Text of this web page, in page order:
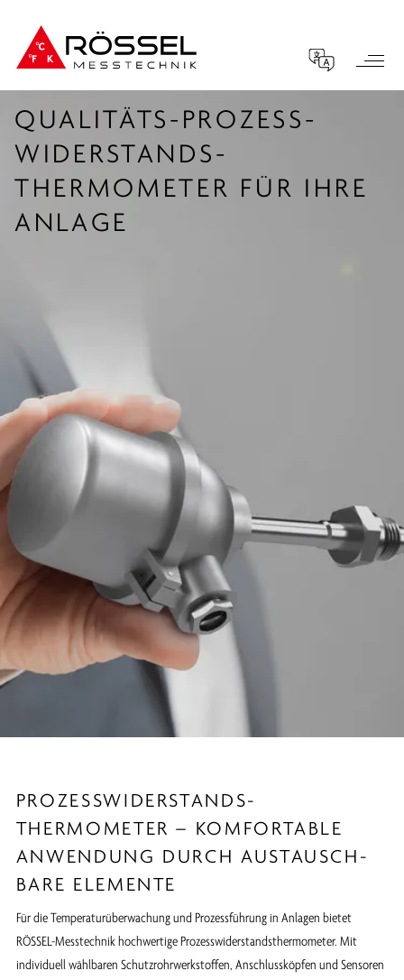
QUALITÄTS-PROZESS­
WIDERSTANDS­
THERMOMETER FÜR IHRE
ANLAGE
PROZESS­WIDERSTANDS­
THERMOMETER – KOMFORTABLE
ANWENDUNG DURCH AUSTAUSCH­
BARE ELEMENTE
Für die Temperaturüberwachung und Prozessführung in Anlagen bietet
RÖSSEL-Messtechnik hochwertige Prozesswiderstandsthermometer. Mit
individuell wählbaren Schutzrohrwerkstoffen, Anschlussköpfen und Sensoren